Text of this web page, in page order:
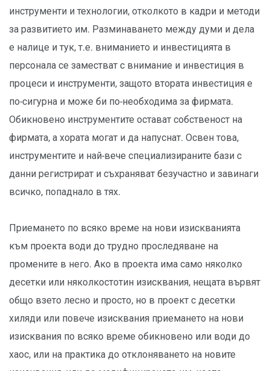
инструменти и технологии, отколкото в кадри и методи
за развитието им. Разминаването между думи и дела
е налице и тук, т.е. вниманието и инвестицията в
персонала се заместват с внимание и инвестиция в
процеси и инструменти, защото втората инвестиция е
по-сигурна и може би по-необходима за фирмата.
Обикновено инструментите остават собственост на
фирмата, а хората могат и да напуснат. Освен това,
инструментите и най-вече специализираните бази с
данни регистрират и съхраняват безучастно и завинаги
всичко, попаднало в тях.
Приемането по всяко време на нови изискванията
към проекта води до трудно проследяване на
промените в него. Ако в проекта има само няколко
десетки или няколкостотин изисквания, нещата вървят
общо взето лесно и просто, но в проект с десетки
хиляди или повече изисквания приемането на нови
изисквания по всяко време обикновено или води до
хаос, или на практика до отклоняването на новите